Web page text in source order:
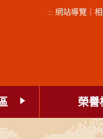
::: 網站導覽
榮譽